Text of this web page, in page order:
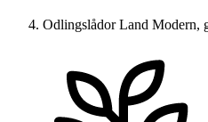
Odlingslådor Land Modern,